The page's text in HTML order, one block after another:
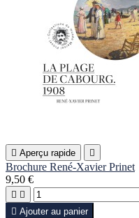
 Aperçu rapide 
Brochure René-Xavier Prinet
9,50 €
 
 Ajouter au panier